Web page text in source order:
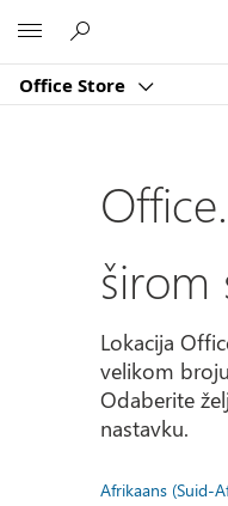
Office Store
širom
Lokacija
velikom
Odaberite
nastavku.
Afrikaans (Suid-